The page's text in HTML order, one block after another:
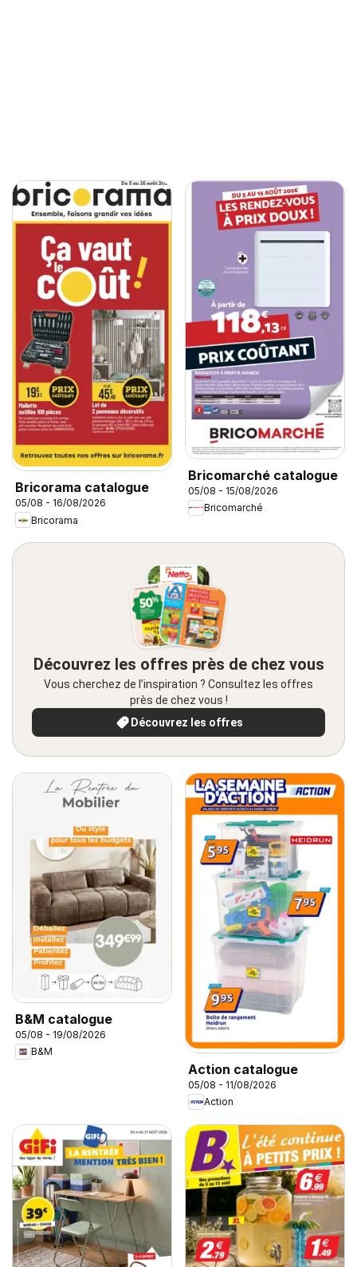
Bricorama catalogue
05/08 - 16/08/2026
Bricorama
Bricomarché catalogue
05/08 - 15/08/2026
Bricomarché
Découvrez les offres près de chez vous
Vous cherchez de l’inspiration ? Consultez les offres
près de chez vous !
Découvrez les offres
B&M catalogue
05/08 - 19/08/2026
B&M
Action catalogue
05/08 - 11/08/2026
Action